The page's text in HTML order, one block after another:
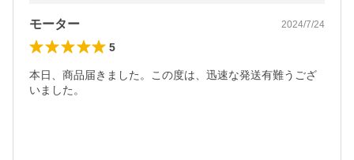
モーター 2024/7/24
5
本日、商品届きました。この度は、迅速な発送有難うござ
いました。